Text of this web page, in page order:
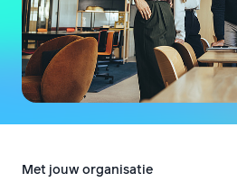
Met jouw organisatie